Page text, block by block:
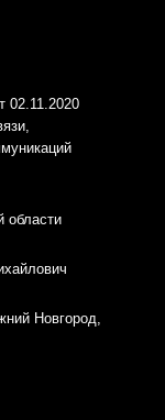
02.11.2020
области
Новгород,